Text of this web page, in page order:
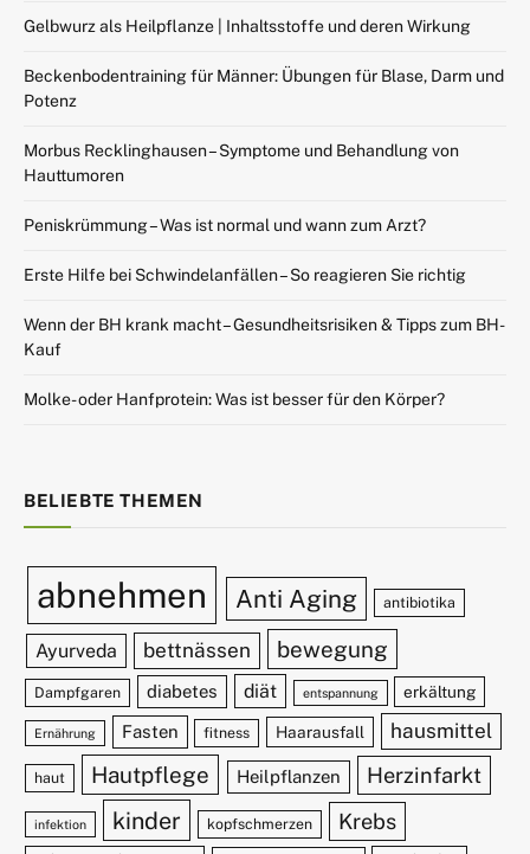
Gelbwurz als Heilpflanze | Inhaltsstoffe und deren Wirkung
Beckenbodentraining für Männer: Übungen für Blase, Darm und
Potenz
Morbus Recklinghausen – Symptome und Behandlung von
Hauttumoren
Peniskrümmung – Was ist normal und wann zum Arzt?
Erste Hilfe bei Schwindelanfällen – So reagieren Sie richtig
Wenn der BH krank macht – Gesundheitsrisiken & Tipps zum BH-
Kauf
Molke- oder Hanfprotein: Was ist besser für den Körper?
BELIEBTE THEMEN
abnehmen Anti Aging antibiotika
Ayurveda bettnässen bewegung
Dampfgaren diabetes diät entspannung erkältung
Ernährung Fasten fitness Haarausfall hausmittel
haut Hautpflege Heilpflanzen Herzinfarkt
infektion kinder kopfschmerzen Krebs